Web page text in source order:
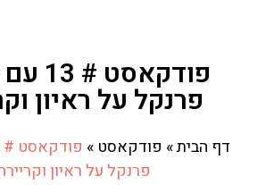
פרנקל על ראיון
דף הבית» פודקאסט »
פרנקל על ראיון